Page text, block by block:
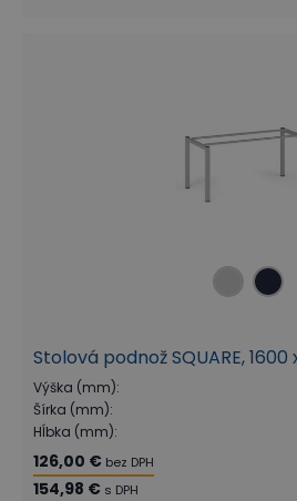
Stolová podnož SQUARE,
Výška (mm):
Šírka (mm):
Hĺbka (mm):
126,00 € bez DPH
154,98 € s DPH